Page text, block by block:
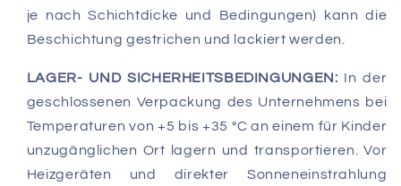
je nach Schichtdicke und Bedingungen) kann die
Beschichtung gestrichen und lackiert werden.
LAGER- UND SICHERHEITSBEDINGUNGEN: In der
geschlossenen Verpackung des Unternehmens bei
Temperaturen von +5 bis +35 °C an einem für Kinder
unzugänglichen Ort lagern und transportieren. Vor
Heizgeräten und direkter Sonneneinstrahlung